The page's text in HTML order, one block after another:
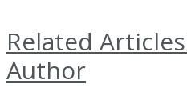
Related Articles
Author